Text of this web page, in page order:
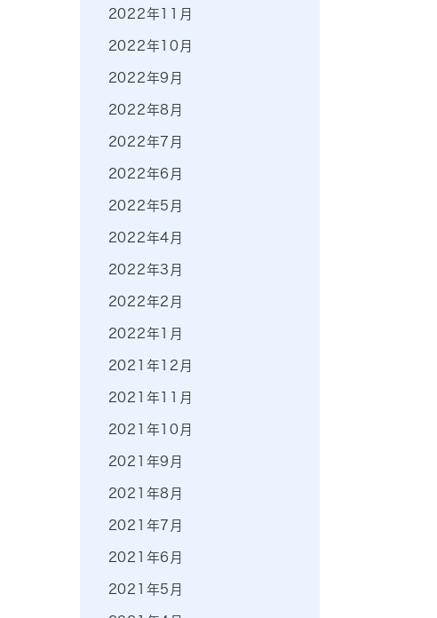
2022年11月
2022年10月
2022年9月
2022年8月
2022年7月
2022年6月
2022年5月
2022年4月
2022年3月
2022年2月
2022年1月
2021年12月
2021年11月
2021年10月
2021年9月
2021年8月
2021年7月
2021年6月
2021年5月